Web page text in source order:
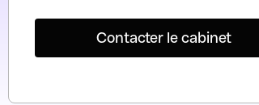
Contacter le cabinet